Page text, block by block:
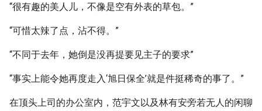
“很有趣的美人儿，不像是空有外表的草包。”
“可惜太辣了点，沾不得。”
“不同于去年，她倒是没再提要见主子的要求”
“事实上能令她再度走入‘旭日保全’就是件挺稀奇的事了。”
在顶头上司的办公室内，范宇文以及林有安旁若无人的闲聊